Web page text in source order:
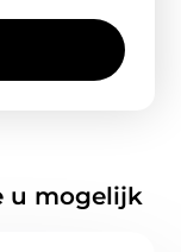
u mogelijk